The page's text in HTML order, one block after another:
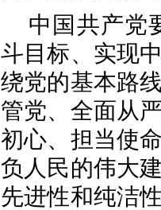
中国共产党
斗目标、实现
绕党的基本路
管党、全面从
初心、担当使
负人民的伟大
先进性和纯洁